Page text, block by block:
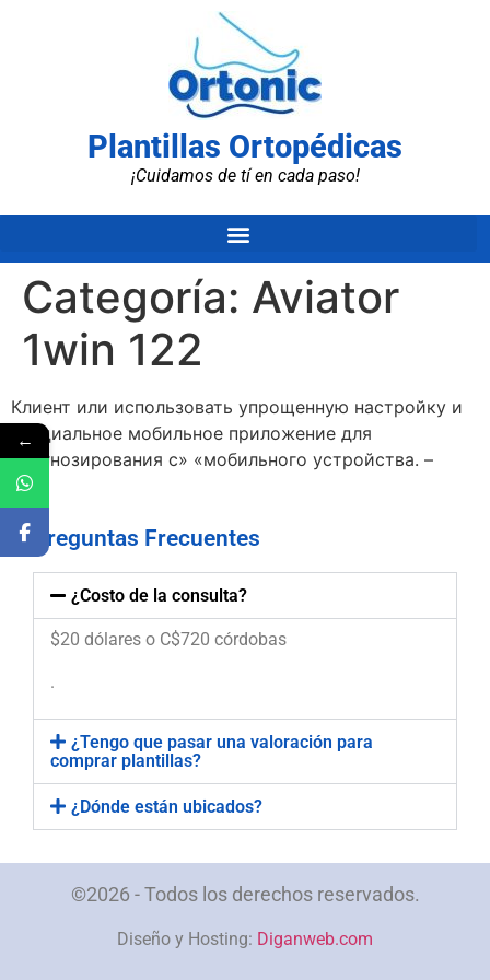
Plantillas Ortopédicas
¡Cuidamos de tí en cada paso!
Categoría: Aviator
1win 122
Клиент или использовать упрощенную настройку и
специальное мобильное приложение для
прогнозирования с» «мобильного устройства. –
Preguntas Frecuentes
¿Costo de la consulta?
$20 dólares o C$720 córdobas
.
¿Tengo que pasar una valoración para
comprar plantillas?
¿Dónde están ubicados?
©2026 - Todos los derechos reservados.
Diseño y Hosting: Diganweb.com
←